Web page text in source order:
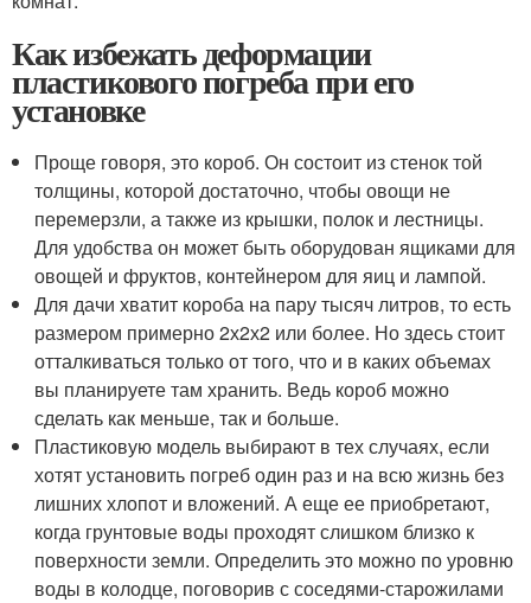
Как избежать деформации
пластикового погреба при его
установке
Проще говоря, это короб. Он состоит из стенок той
толщины, которой достаточно, чтобы овощи не
перемерзли, а также из крышки, полок и лестницы.
Для удобства он может быть оборудован ящиками для
овощей и фруктов, контейнером для яиц и лампой.
Для дачи хватит короба на пару тысяч литров, то есть
размером примерно 2х2х2 или более. Но здесь стоит
отталкиваться только от того, что и в каких объемах
вы планируете там хранить. Ведь короб можно
сделать как меньше, так и больше.
Пластиковую модель выбирают в тех случаях, если
хотят установить погреб один раз и на всю жизнь без
лишних хлопот и вложений. А еще ее приобретают,
когда грунтовые воды проходят слишком близко к
поверхности земли. Определить это можно по уровню
воды в колодце, поговорив с соседями-старожилами